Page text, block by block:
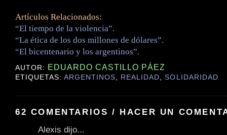
Artículos Relacionados:
“El tiempo de la violencia”.
“La ética de los dos millones de dólares”.
“El bicentenario y los argentinos”.
AUTOR: EDUARDO CASTILLO PÁEZ
ETIQUETAS:ARGENTINOS, REALIDAD,SOLIDARIDAD
62 COMENTARIOS / HACER UN
Alexis dijo...